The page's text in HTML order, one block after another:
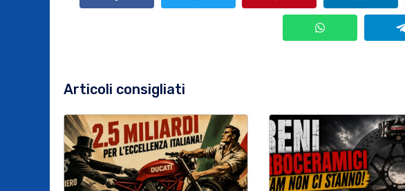
Articoli consigliati